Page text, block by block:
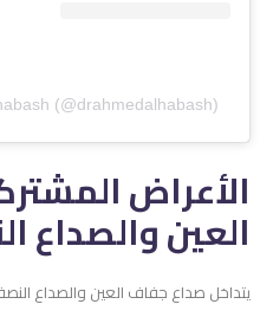
(@drahmedalhabash)
الأعراض
العين والصداع
يتداخل صداع جفاف العين والصداع